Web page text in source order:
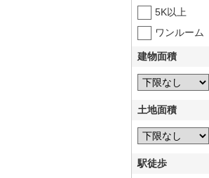
5K以上
ワンルーム
建物面積
土地面積
駅徒歩